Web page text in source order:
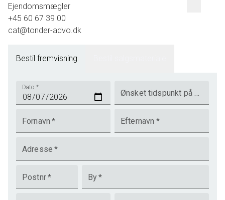
Ejendomsmægler
+45 60 67 39 00
cat@tonder-advo.dk
Bestil fremvisning
Dato *
Ønsket tidspunkt på dagen
Fornavn * Efternavn *
Adresse *
Postnr* By*